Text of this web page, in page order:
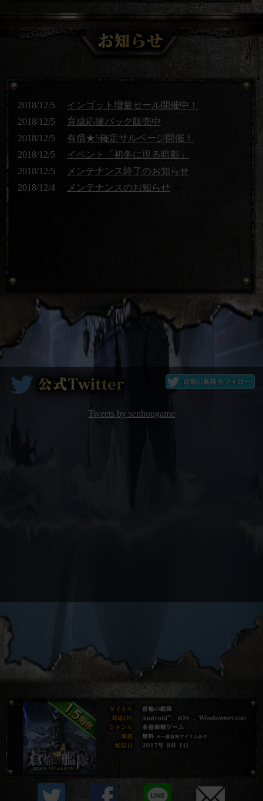
2018/12/5
インゴット増量セール開催中！
2018/12/5
育成応援パック販売中
2018/12/5
有償★5確定サルベージ開催！
2018/12/5
イベント「初冬に現る暗影」
2018/12/5
メンテナンス終了のお知らせ
2018/12/4
メンテナンスのお知らせ
Tweets by senhougame
プライバシーポリシー
他社モジュール等について
資金決済法に基づく表示